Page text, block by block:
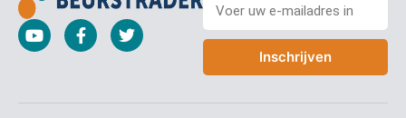
Inschrijven